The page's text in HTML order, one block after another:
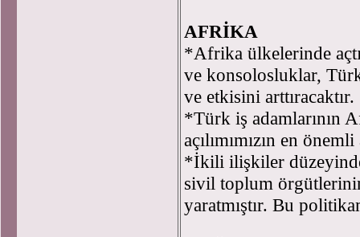
AFRİKA
*Afrika ülkelerinde
ve konsolosluklar,
ve etkisini arttıracaktır.
*Türk iş adamlarının
açılımımızın en
*İkili ilişkiler düzeyinde
sivil toplum
yaratmıştır. Bu